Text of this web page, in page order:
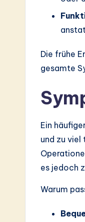
Die frühe
gesamte
Ein
und zu viel
es jedoch
Warum